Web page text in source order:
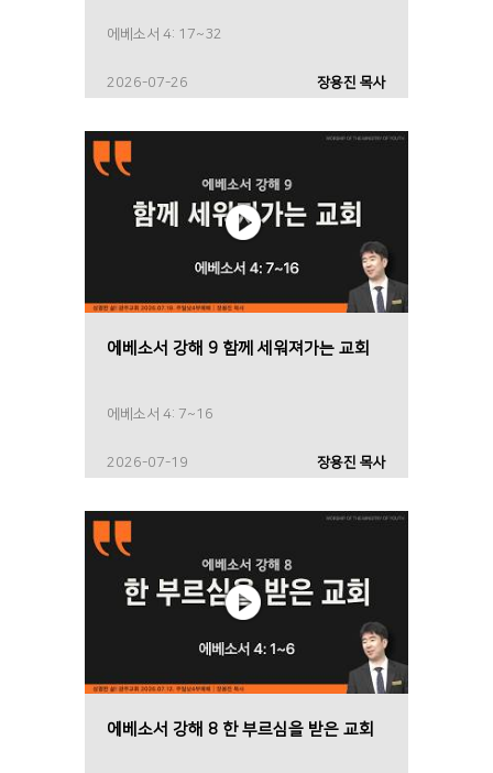
에베소서 4: 17~32
2026-07-26 장용진 목사
에베소서 강해 9 함께 세워져가는 교회
에베소서 4: 7~16
2026-07-19 장용진 목사
에베소서 강해 8 한 부르심을 받은 교회